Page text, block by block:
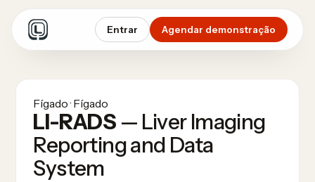
Entrar Agendar demonstração
Fígado · Fígado
LI-RADS — Liver Imaging
Reporting and Data
System